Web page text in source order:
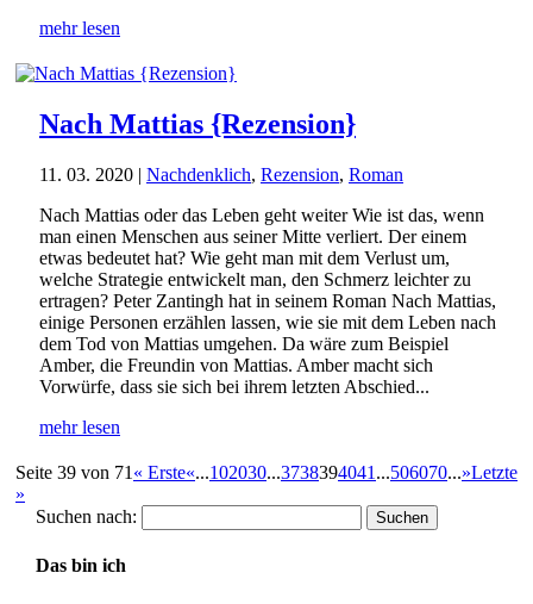
mehr lesen
Nach Mattias {Rezension}
11. 03. 2020 | Nachdenklich, Rezension, Roman
Nach Mattias oder das Leben geht weiter Wie ist das, wenn
man einen Menschen aus seiner Mitte verliert. Der einem
etwas bedeutet hat? Wie geht man mit dem Verlust um,
welche Strategie entwickelt man, den Schmerz leichter zu
ertragen? Peter Zantingh hat in seinem Roman Nach Mattias,
einige Personen erzählen lassen, wie sie mit dem Leben nach
dem Tod von Mattias umgehen. Da wäre zum Beispiel
Amber, die Freundin von Mattias. Amber macht sich
Vorwürfe, dass sie sich bei ihrem letzten Abschied...
mehr lesen
Seite 39 von 71 « Erste«...102030...3738394041 ...506070...»Letzte
»
Suchen nach:
Das bin ich